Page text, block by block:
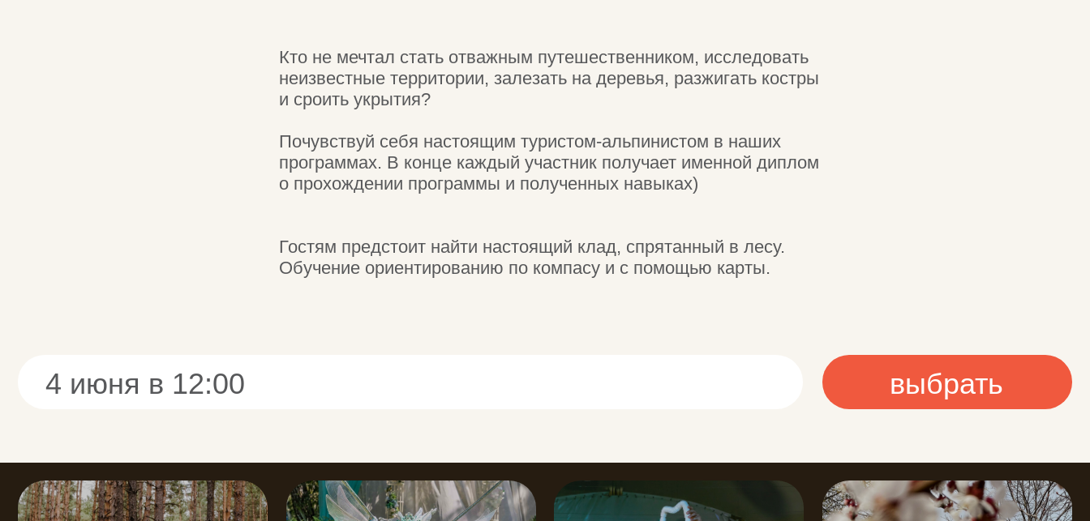
программах. В конце каждый участник получает именной диплом
о прохождении программы и полученных навыках)
Гостям предстоит найти настоящий клад, спрятанный в лесу.
Обучение ориентированию по компасу и с помощью карты.
РОЖДЕНИЯ
В ПАРКЕ
ВЫПУСКНЫЕ
ВАЖНОЕ
ЗАДАНИЕ